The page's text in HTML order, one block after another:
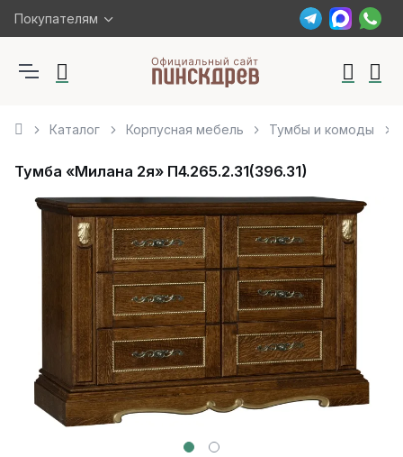
Покупателям
Каталог Корпусная мебель Тумбы и комоды
Тумба «Милана 2я» П4.265.2.31(396.31)